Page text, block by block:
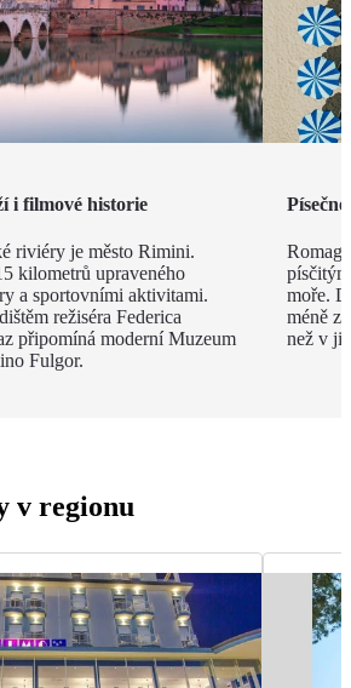
i filmové historie
riviéry je město Rimini.
kilometrů upraveného
a sportovními aktivitami.
režiséra Federica
připomíná moderní Muzeum
Fulgor.
moře.
méně
než v
v regionu